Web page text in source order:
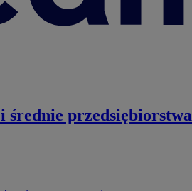
średnie przedsiębiorstwa